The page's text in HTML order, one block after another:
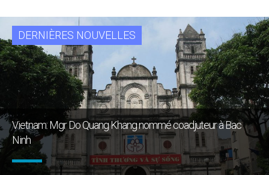
DERNIÈRES NOUVELLES
Vietnam: Mgr Do Quang Khang nommé coadjuteur à Bac
Ninh